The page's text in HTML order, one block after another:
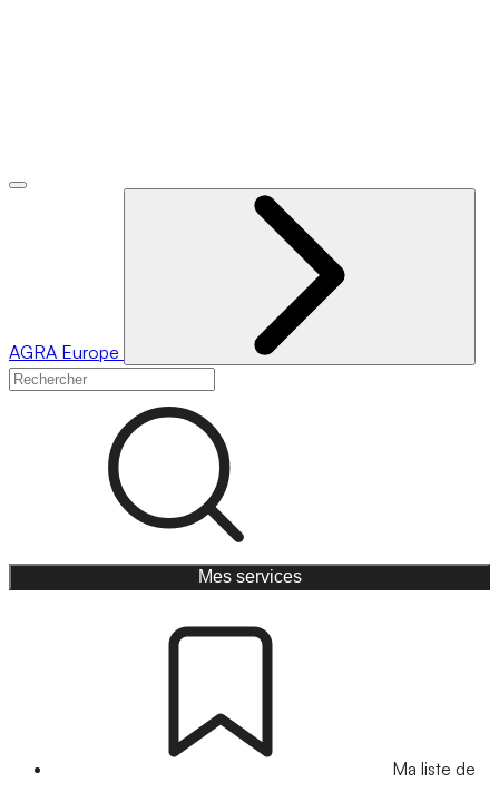
AGRA Europe
Mes services
Ma liste de